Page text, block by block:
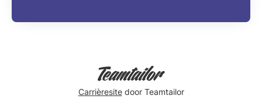
Carrièresitedoor Teamtailor